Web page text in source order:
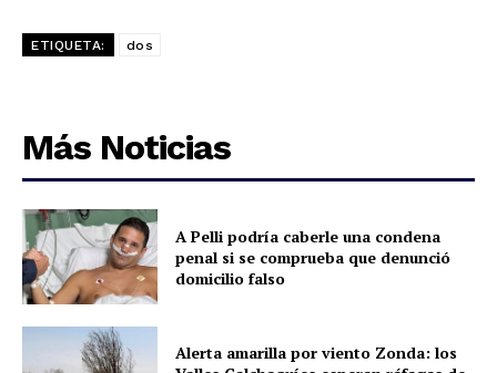
ETIQUETA: dos
Más Noticias
A Pelli podría caberle una condena
penal si se comprueba que denunció
domicilio falso
Alerta amarilla por viento Zonda: los